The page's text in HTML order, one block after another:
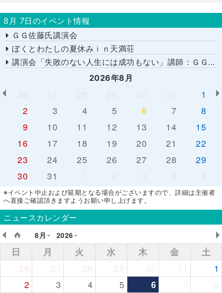
8月 7日のイベント情報
ＧＧ佐藤氏講演会
ぼくとわたしの夏休みｉｎ天満荘
講演会「失敗のない人生には成功もない」講師：ＧＧ佐藤さん
2026年8月
26
1
2
3 4 5 6 7
8
9
10 11 12 13 14
15
16
17 18 19 20 21
22
23
24 25 26 27 28
29
30
31 5
※イベント中止および延期となる場合がございますので、詳細は主催者
へ直接ご確認頂きますようお願い申し上げます。
ニュースカレンダー
8月
2026
日 月 火 水 木 金
土
26
1
2
3 4 5 6
8